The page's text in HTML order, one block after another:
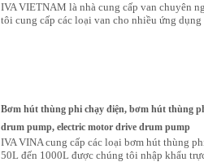
IVA VIETNAM là nhà cung cấp van chuyên
tôi cung cấp các loại van cho nhiều ứng dụng
Bơm hút thùng phi chạy điện, bơm hút thùng
drum pump, electric motor drive drum pump
IVA VINA cung cấp các loại bơm hút thùng
50L đến 1000L được chúng tôi nhập khẩu